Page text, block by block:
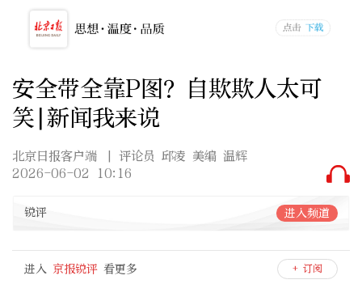
安全带全靠P图？自欺欺人太可
笑|新闻我来说
北京日报客户端
| 评论员 邱凌 美编 温辉
2026-06-02 10:16
锐评 进入频道
进入 京报锐评 看更多 + 订阅